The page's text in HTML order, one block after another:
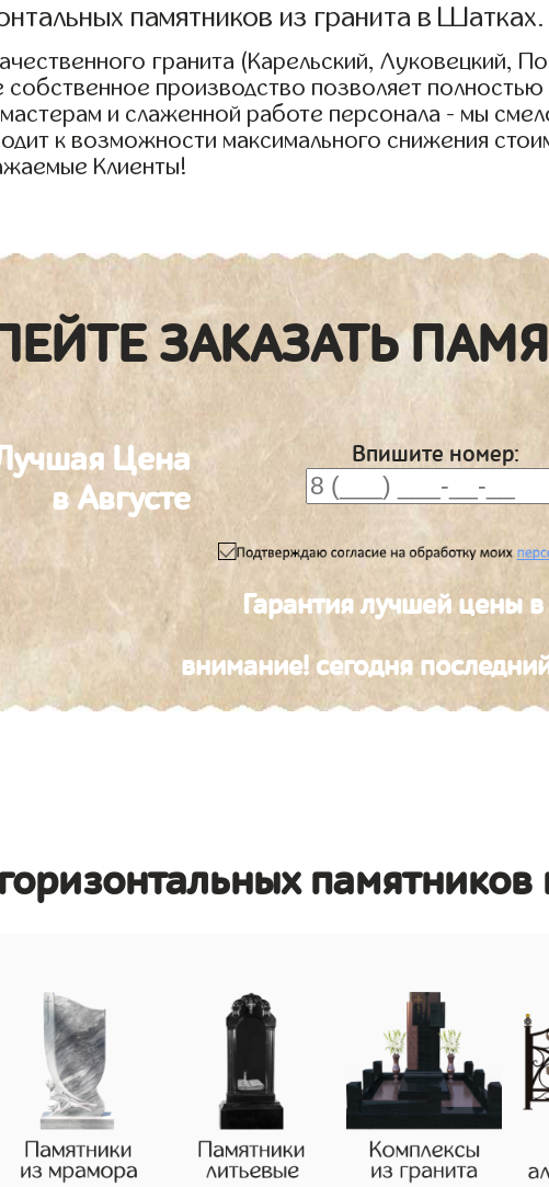
памятников из гранита в Шатках.
гранита (Карельский, Луковецкий,
собственное производство позволяет
и слаженной работе персонала - мы
к возможности максимального снижения
Клиенты!
ЗАКАЗАТЬ
Цена
в Августе
Впишите номер:
Гарантия лучшей цены
внимание! сегодня